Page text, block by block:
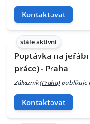
Kontaktovat
stále aktivní
Poptávka na
práce) - Praha
Zákazník(Praha)publikuje
Kontaktovat